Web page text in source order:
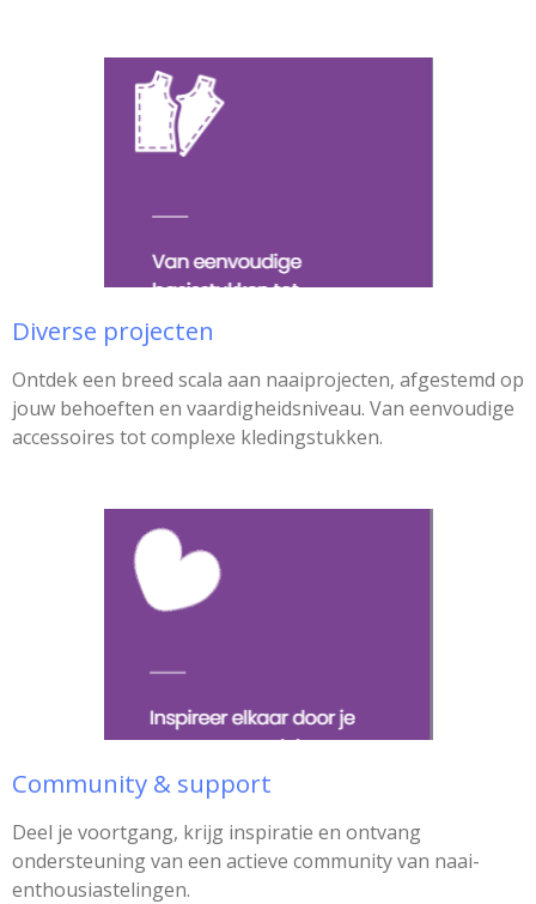
Diverse projecten
Ontdek een breed scala aan naaiprojecten, afgestemd op
jouw behoeften en vaardigheidsniveau. Van eenvoudige
accessoires tot complexe kledingstukken.
Community & support
Deel je voortgang, krijg inspiratie en ontvang
ondersteuning van een actieve community van naai-
enthousiastelingen.